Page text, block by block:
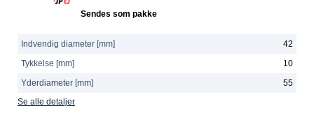
Sendes som pakke
Indvendig diameter [mm]
42
Tykkelse [mm]
10
Yderdiameter [mm]
55
Se alle detaljer